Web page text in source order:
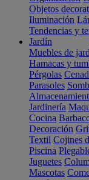
Objetos
Iluminación
Tendencias y
Jardín
Muebles de
Hamacas y
Pérgolas
Parasoles
Jardinería
Cocina
Decoración
Textil Cojines
Piscina
Juguetes
Mascotas